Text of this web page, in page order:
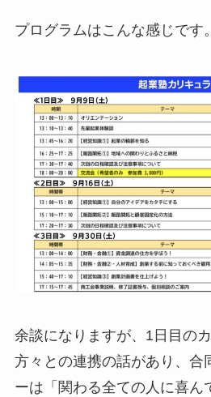
プログラムはこんな感じです。
余談になりますが、1日目の
方々との連携の話があり、合
ーは「関わる全ての人に喜ん